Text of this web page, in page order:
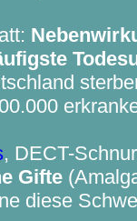
, DECT-
Gifte
diese